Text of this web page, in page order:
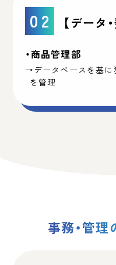
02 【データ
・商品管理部
→データベースを基に
を管理
事務・管理